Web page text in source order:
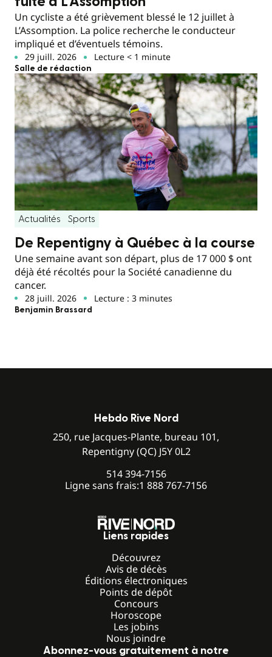
Un cycliste a été grièvement blessé le 12 juillet à
L’Assomption. La police recherche le conducteur
impliqué et d’éventuels témoins.
29 juill. 2026 Lecture < 1 minute
Salle de rédaction
Actualités Sports
De Repentigny à Québec à la course
Une semaine avant son départ, plus de 17 000 $ ont
déjà été récoltés pour la Société canadienne du
cancer.
28 juill. 2026 Lecture : 3 minutes
Benjamin Brassard
Hebdo Rive Nord
250, rue Jacques-Plante, bureau 101,
Repentigny (QC) J5Y 0L2
514 394-7156
Ligne sans frais:1 888 767-7156
Liens rapides
Découvrez
Avis de décès
Éditions électroniques
Points de dépôt
Concours
Horoscope
Les jobins
Nous joindre
Abonnez-vous gratuitement à notre